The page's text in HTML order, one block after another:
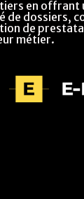
en offrant
de dossiers,
de
métier.